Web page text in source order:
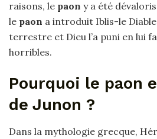
raisons, le paon y a été
le paon a introduit Iblis-le
terrestre et Dieu l’a puni en lui
horribles.
Pourquoi le paon
de Junon ?
Dans la mythologie grecque,